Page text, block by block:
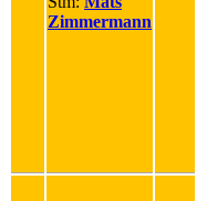
Zimmermann